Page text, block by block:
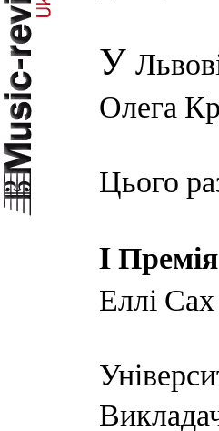
У
Олега
Цього
I Премія
Еллі